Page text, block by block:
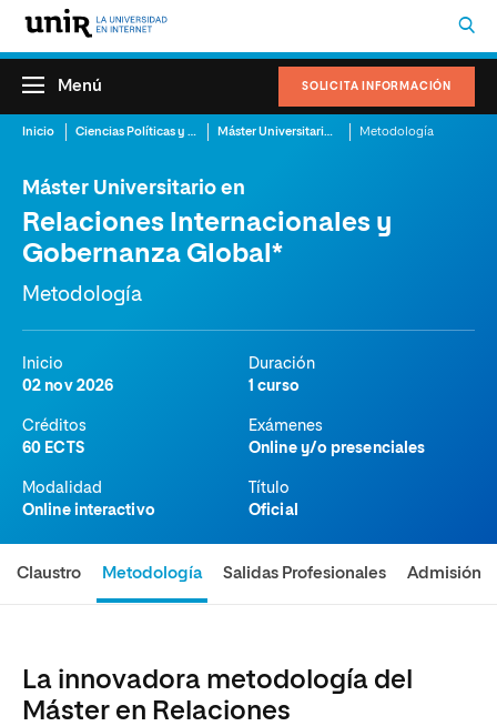
SOLICITA INFORMACIÓN
Menú
Inicio Ciencias Políticas y Relaciones Internacionales Máster Universitario en Relaciones Internacionales y Gobernanza Global Metodología
Máster Universitario en
Relaciones Internacionales y
Gobernanza Global*
Metodología
Inicio
02 nov 2026
Duración
1 curso
Créditos
60 ECTS
Exámenes
Online y/o presenciales
Modalidad
Online interactivo
Título
Oficial
Claustro Metodología Salidas Profesionales Admisión
La innovadora metodología del
Máster en Relaciones